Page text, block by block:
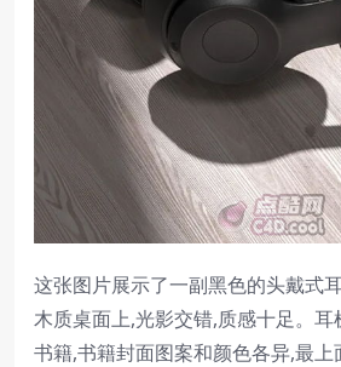
这张图片展示了一副黑色的头戴式
木质桌面上,光影交错,质感十足。
书籍,书籍封面图案和颜色各异,最